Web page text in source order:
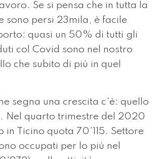
Se si pensa che in tutta la
sono persi 23mila, è facile
quasi un 50% di tutti gli
col Covid sono nel nostro
che subito di più in quel
segna una crescita c'è: quello
Nel quarto trimestre del 2020
in Ticino quota 70'115. Settore
occupati per lo più nel